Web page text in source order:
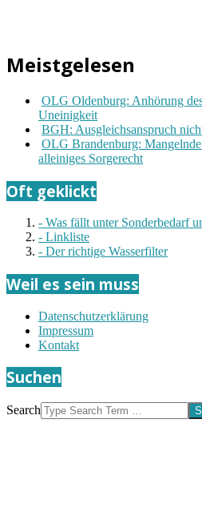
Meistgelesen
OLG Oldenburg: Anhörung
Uneinigkeit
BGH: Ausgleichsanspruch
OLG Brandenburg:
alleiniges Sorgerecht
Oft geklickt
- Was fällt unter Sonderbedarf
- Linkliste
- Der richtige Wasserfilter
Weil es sein muss
Datenschutzerklärung
Impressum
Kontakt
Suchen
Search